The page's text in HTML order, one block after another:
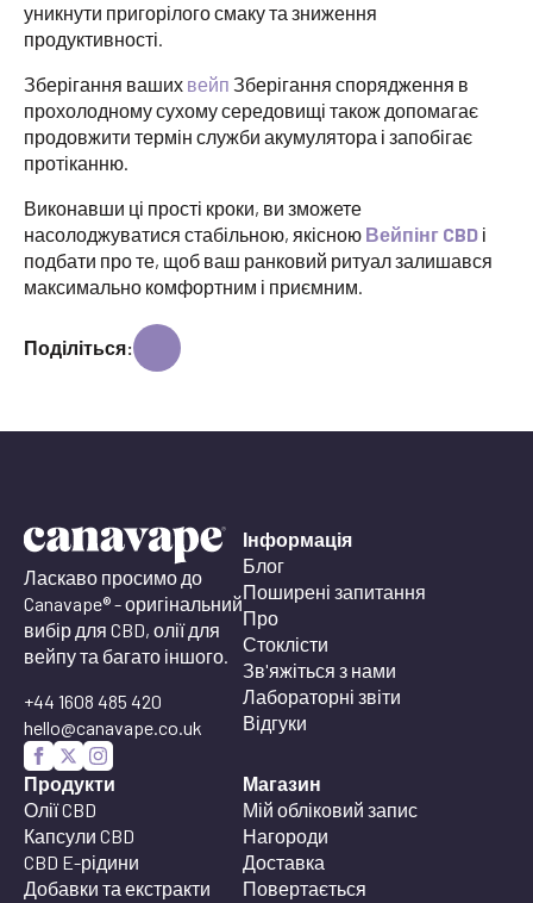
уникнути пригорілого смаку та зниження
продуктивності.
Зберігання ваших вейп Зберігання спорядження в
прохолодному сухому середовищі також допомагає
продовжити термін служби акумулятора і запобігає
протіканню.
Виконавши ці прості кроки, ви зможете
насолоджуватися стабільною, якісною Вейпінг CBD і
подбати про те, щоб ваш ранковий ритуал залишався
максимально комфортним і приємним.
Поділіться:
Ласкаво просимо до
Canavape® - оригінальний
вибір для CBD, олії для
вейпу та багато іншого.
+44 1608 485 420
hello@canavape.co.uk
Інформація
Блог
Поширені запитання
Про
Стоклісти
Зв'яжіться з нами
Лабораторні звіти
Відгуки
Продукти
Олії CBD
Капсули CBD
CBD E-рідини
Добавки та екстракти
Магазин
Мій обліковий запис
Нагороди
Доставка
Повертається